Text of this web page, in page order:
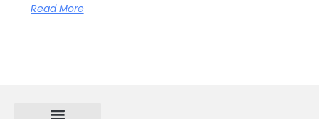
Read More